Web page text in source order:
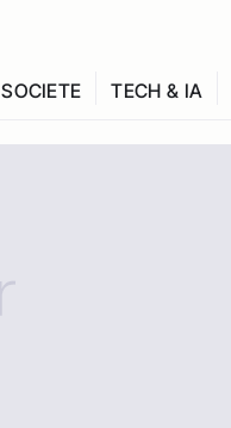
SOCIETE TECH & IA